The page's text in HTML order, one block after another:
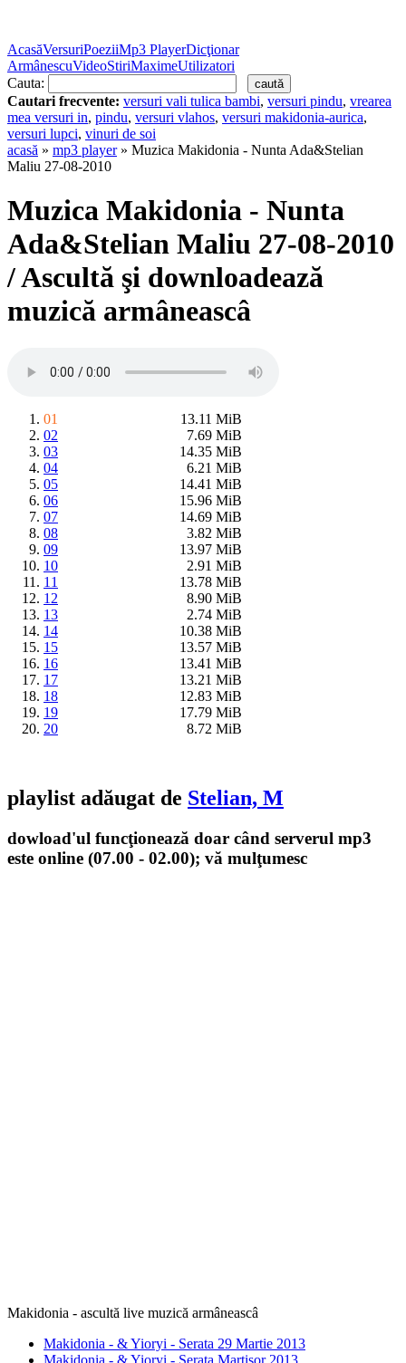
AcasăVersuriPoeziiMp3 PlayerDicţionar
ArmânescuVideoStiriMaximeUtilizatori
Cauta:
Cautari frecvente: versuri vali tulica bambi, versuri pindu, vrearea
mea versuri in, pindu, versuri vlahos, versuri makidonia-aurica,
versuri lupci, vinuri de soi
acasă » mp3 player» Muzica Makidonia - Nunta Ada&Stelian
Maliu 27-08-2010
Muzica Makidonia - Nunta
Ada&Stelian Maliu 27-08-2010
/ Ascultă şi downloadează
muzică armâneascâ
01
13.11 MiB
02
7.69 MiB
03
14.35 MiB
04
6.21 MiB
05
14.41 MiB
06
15.96 MiB
07
14.69 MiB
08
3.82 MiB
09
13.97 MiB
10
2.91 MiB
11
13.78 MiB
12
8.90 MiB
13
2.74 MiB
14
10.38 MiB
15
13.57 MiB
16
13.41 MiB
17
13.21 MiB
18
12.83 MiB
19
17.79 MiB
20
8.72 MiB
playlist adăugat de Stelian, M
dowload'ul funcţionează doar când serverul mp3
este online (07.00 - 02.00); vă mulţumesc
Makidonia - ascultă live muzică armâneascâ
Makidonia - & Yioryi - Serata 29 Martie 2013